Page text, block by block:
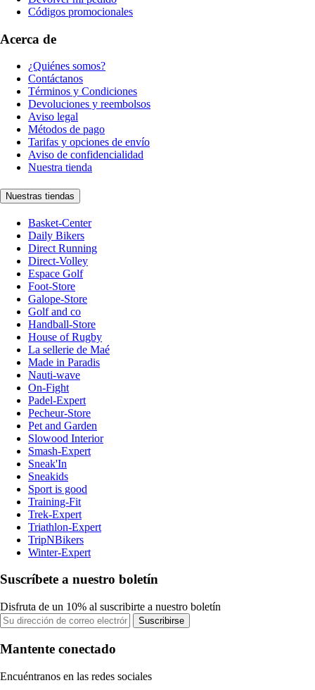
Códigos promocionales
Acerca de
¿Quiénes somos?
Contáctanos
Términos y Condiciones
Devoluciones y reembolsos
Aviso legal
Métodos de pago
Tarifas y opciones de envío
Aviso de confidencialidad
Nuestra tienda
Nuestras tiendas
Basket-Center
Daily Bikers
Direct Running
Direct-Volley
Espace Golf
Foot-Store
Galope-Store
Golf and co
Handball-Store
House of Rugby
La sellerie de Maé
Made in Paradis
Nauti-wave
On-Fight
Padel-Expert
Pecheur-Store
Pet and Garden
Slowood Interior
Smash-Expert
Sneak'In
Sneakids
Sport is good
Training-Fit
Trek-Expert
Triathlon-Expert
TripNBikers
Winter-Expert
Suscríbete a nuestro boletín
Disfruta de un 10% al suscribirte a nuestro boletín
Suscribirse
Mantente conectado
Encuéntranos en las redes sociales